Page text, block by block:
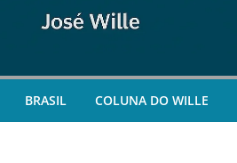
BRASIL COLUNA DO WILLE